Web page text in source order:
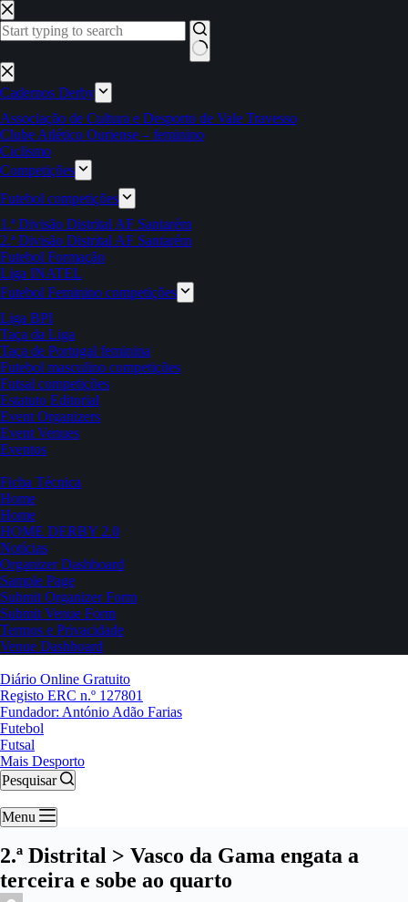
Pular
para
o
Sem
resultados
Cadernos Derby
Associação de Cultura e Desporto de Vale Travesso
Clube Atlético Ouriense – feminino
Ciclismo
Competições
Futebol competições
1.ª Divisão Distrital AF Santarém
2.ª Divisão Distrital AF Santarém
Futebol Formação
Liga INATEL
Futebol Feminino competições
Liga BPI
Taça da Liga
Taça de Portugal feminina
Futebol masculino competições
Futsal competições
Estatuto Editorial
Event Organizers
Event Venues
Eventos
Ficha Técnica
Home
Home
HOME DERBY 2.0
Notícias
Organizer Dashboard
Sample Page
Submit Organizer Form
Submit Venue Form
Termos e Privacidade
Venue Dashboard
Diário Online Gratuito
Registo ERC n.º 127801
Fundador: António Adão Farias
Futebol
Futsal
Mais Desporto
Pesquisar
Menu
2.ª Distrital > Vasco da Gama engata a
terceira e sobe ao quarto